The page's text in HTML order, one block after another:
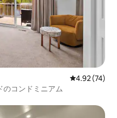
レビュー74
4.92 (74)
のコンドミニアム